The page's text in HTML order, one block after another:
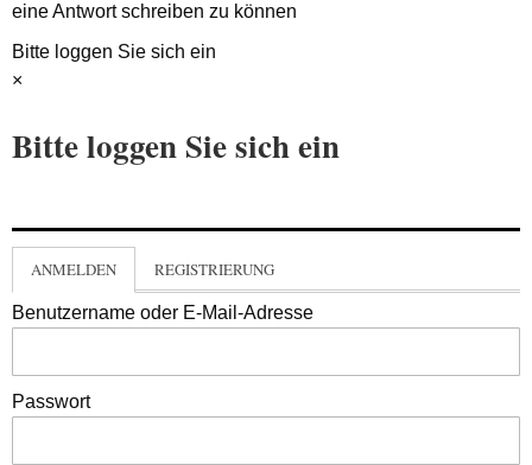
eine Antwort schreiben zu können
Bitte loggen Sie sich ein
×
Bitte loggen Sie sich ein
ANMELDEN REGISTRIERUNG
Benutzername oder E-Mail-Adresse
Passwort